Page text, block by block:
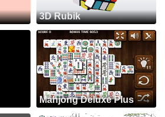
3D Rubik
Mahjong Deluxe Plus